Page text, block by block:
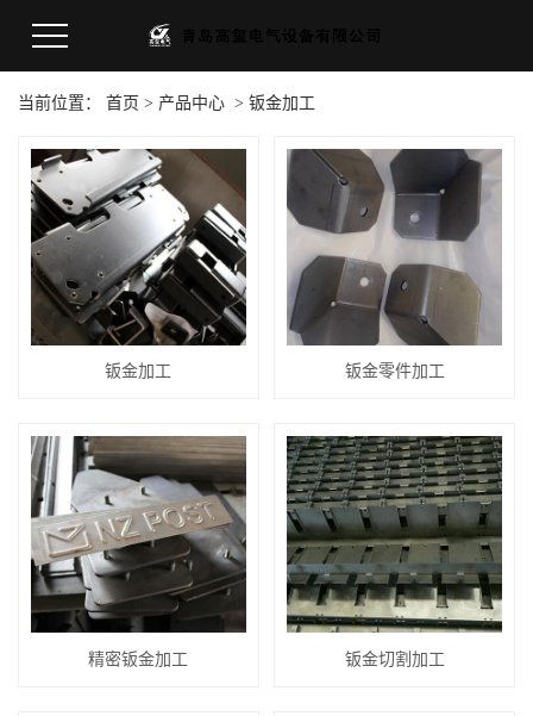
当前位置： 首页 > 产品中心 > 钣金加工
钣金加工 钣金零件加工
精密钣金加工 钣金切割加工